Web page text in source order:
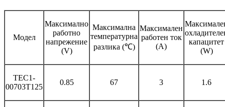
Модел
Максимално
работно
напрежение
(V)
Максимална
температурна
разлика (℃)
Максимален
работен ток
(A)
капацитет
(W)
TEC1-
00703T125
0.85 67 3 1.6